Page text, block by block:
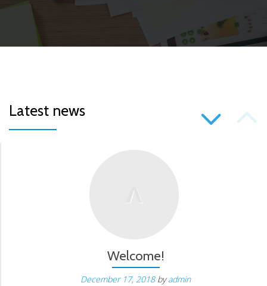
Latest news
Welcome!
December 17, 2018 byadmin